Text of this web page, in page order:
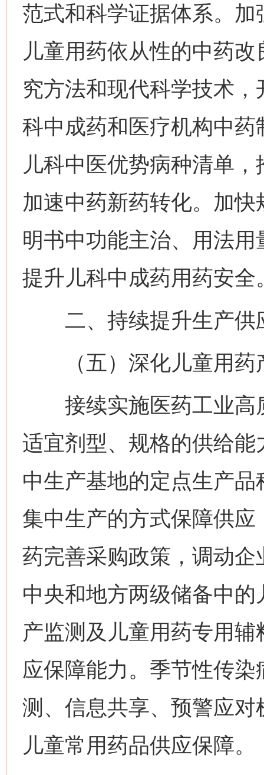
范式和科学证据体系。
儿童用药依从性的中药
究方法和现代科学技术
科中成药和医疗机构中
儿科中医优势病种清单
加速中药新药转化。加
明书中功能主治、用法
提升儿科中成药用药安全
二、持续提升生产供
（五）深化儿童用药
接续实施医药工业高
适宜剂型、规格的供给
中生产基地的定点生产
集中生产的方式保障供
药完善采购政策，调动
中央和地方两级储备中
产监测及儿童用药专用
应保障能力。季节性传
测、信息共享、预警应
儿童常用药品供应保障。